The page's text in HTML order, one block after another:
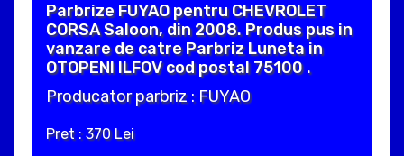
Parbrize FUYAO pentru CHEVROLET
CORSA Saloon, din 2008. Produs pus in
vanzare de catre Parbriz Luneta in
OTOPENI ILFOV cod postal 75100 .
Producator parbriz : FUYAO
Pret : 370 Lei